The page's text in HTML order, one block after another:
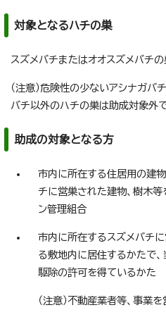
対象となるハチの巣
スズメバチまたはオオスズメバチの
（注意）危険性の少ないアシナガバ
バチ以外のハチの巣は助成対象外で
助成の対象となる方
市内に所在する住居用の建
チに営巣された建物、樹木
ン管理組合
市内に所在するスズメバチ
る敷地内に居住するかたで
駆除の許可を得ているかた
（注意）不動産業者等、事業